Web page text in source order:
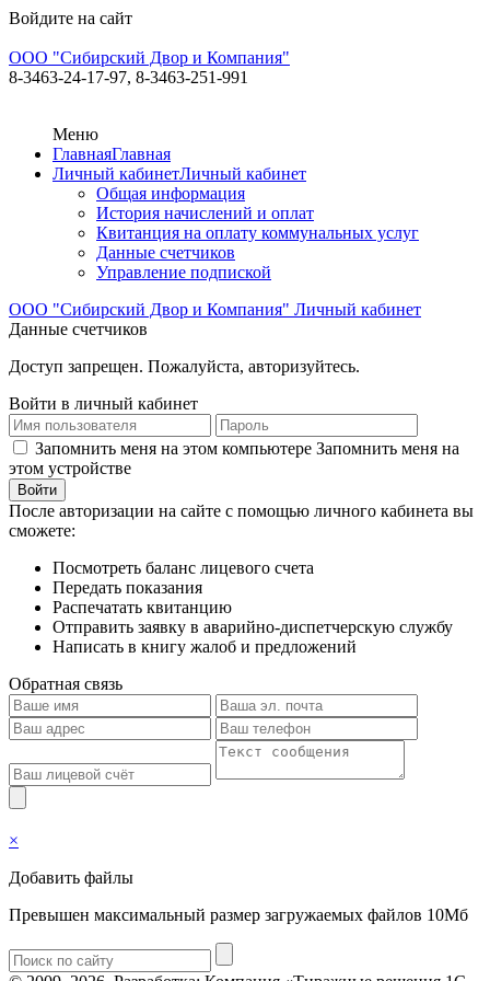
Войдите на сайт
ООО "Сибирский Двор и Компания"
8-3463-24-17-97, 8-3463-251-991
Меню
ГлавнаяГлавная
Личный кабинетЛичный кабинет
Общая информация
История начислений и оплат
Квитанция на оплату коммунальных услуг
Данные счетчиков
Управление подпиской
ООО "Сибирский Двор и Компания" Личный кабинет
Данные счетчиков
Доступ запрещен. Пожалуйста, авторизуйтесь.
Войти в личный кабинет
Запомнить меня на этом компьютере Запомнить меня на
этом устройстве
После авторизации на сайте с помощью личного кабинета вы
сможете:
Посмотреть баланс лицевого счета
Передать показания
Распечатать квитанцию
Отправить заявку в аварийно-диспетчерскую службу
Написать в книгу жалоб и предложений
Обратная связь
×
Добавить файлы
Превышен максимальный размер загружаемых файлов 10Мб